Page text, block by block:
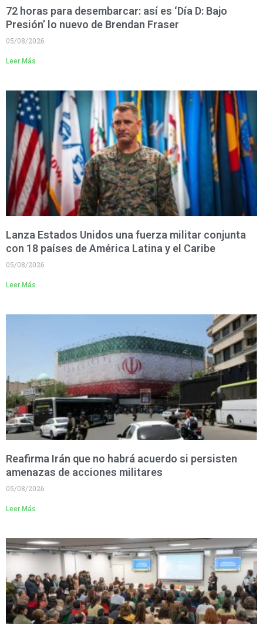
72 horas para desembarcar: así es ‘Día D: Bajo
Presión’ lo nuevo de Brendan Fraser
05/08/2026
Leer Más
Lanza Estados Unidos una fuerza militar conjunta
con 18 países de América Latina y el Caribe
05/08/2026
Leer Más
Reafirma Irán que no habrá acuerdo si persisten
amenazas de acciones militares
05/08/2026
Leer Más